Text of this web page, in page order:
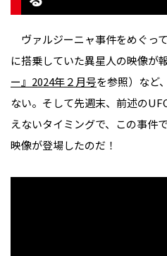
ヴァルジーニャ事件をめぐっ
に搭乗していた異星人の映像が
ー』2024年２月号を参照）など
ない。そして先週末、前述の
えないタイミングで、この事件
映像が登場したのだ！